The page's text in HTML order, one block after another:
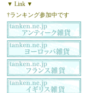
▼ Link ▼
†ランキング参加中です